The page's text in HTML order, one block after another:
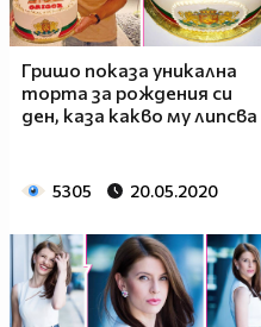
Гришо показа уникална
торта за рождения си
ден, каза какво му липсва
5305 20.05.2020